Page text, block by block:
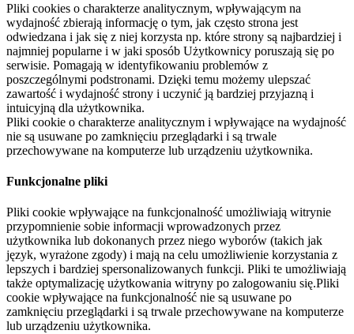
Pliki cookies o charakterze analitycznym, wpływającym na
wydajność zbierają informację o tym, jak często strona jest
odwiedzana i jak się z niej korzysta np. które strony są najbardziej i
najmniej popularne i w jaki sposób Użytkownicy poruszają się po
serwisie. Pomagają w identyfikowaniu problemów z
poszczególnymi podstronami. Dzięki temu możemy ulepszać
zawartość i wydajność strony i uczynić ją bardziej przyjazną i
intuicyjną dla użytkownika.
Pliki cookie o charakterze analitycznym i wpływające na wydajność
nie są usuwane po zamknięciu przeglądarki i są trwale
przechowywane na komputerze lub urządzeniu użytkownika.
Funkcjonalne pliki
Pliki cookie wpływające na funkcjonalność umożliwiają witrynie
przypomnienie sobie informacji wprowadzonych przez
użytkownika lub dokonanych przez niego wyborów (takich jak
język, wyrażone zgody) i mają na celu umożliwienie korzystania z
lepszych i bardziej spersonalizowanych funkcji. Pliki te umożliwiają
także optymalizację użytkowania witryny po zalogowaniu się.Pliki
cookie wpływające na funkcjonalność nie są usuwane po
zamknięciu przeglądarki i są trwale przechowywane na komputerze
lub urządzeniu użytkownika.